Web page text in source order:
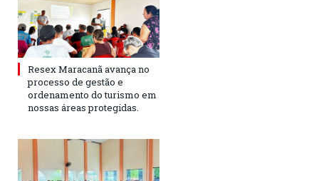
Resex Maracanã avança no
processo de gestão e
ordenamento do turismo em
nossas áreas protegidas.